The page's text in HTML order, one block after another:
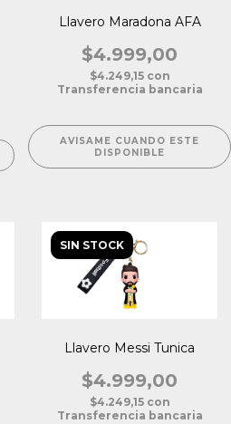
Llavero Maradona AFA
$4.999,00
$4.249,15 con
Transferencia bancaria
AVISAME CUANDO ESTE
DISPONIBLE
SIN STOCK
Llavero Messi Tunica
$4.999,00
$4.249,15 con
Transferencia bancaria